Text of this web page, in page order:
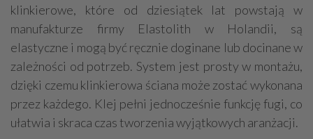
klinkierowe, które od dziesiątek lat powstają w
manufakturze firmy Elastolith w Holandii, są
elastyczne i mogą być ręcznie doginane lub docinane w
zależności od potrzeb. System jest prosty w montażu,
dzięki czemu klinkierowa ściana może zostać wykonana
przez każdego. Klej pełni jednocześnie funkcję fugi, co
ułatwia i skraca czas tworzenia wyjątkowych aranżacji.